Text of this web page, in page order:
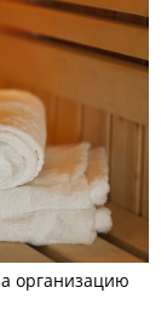
организацию